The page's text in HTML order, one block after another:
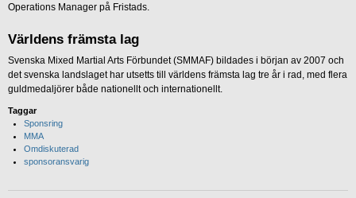
Operations Manager på Fristads.
Världens främsta lag
Svenska Mixed Martial Arts Förbundet (SMMAF) bildades i början av 2007 och
det svenska landslaget har utsetts till världens främsta lag tre år i rad, med flera
guldmedaljörer både nationellt och internationellt.
Taggar
Sponsring
MMA
Omdiskuterad
sponsoransvarig